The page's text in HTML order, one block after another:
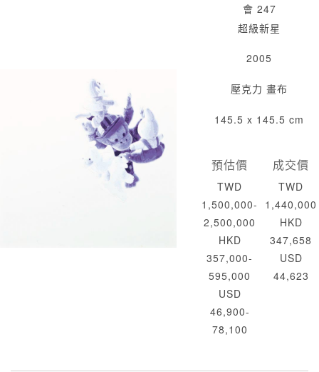
會 247
超級新星
2005
壓克力 畫布
145.5 x 145.5 cm
預估價
TWD
1,500,000-
2,500,000
HKD
357,000-
595,000
USD
46,900-
78,100
成交價
TWD
1,440,000
HKD
347,658
USD
44,623